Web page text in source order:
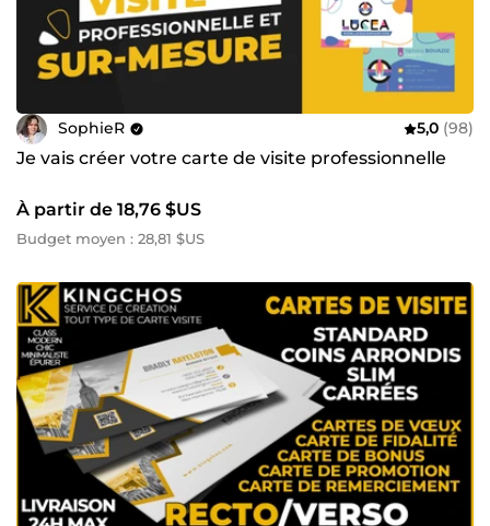
SophieR 5,0 (98)
Je vais créer votre carte de visite professionnelle
À partir de 18,76 $US
Budget moyen : 28,81 $US